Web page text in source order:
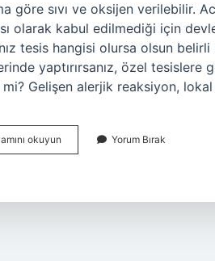
göre sıvı ve oksijen verilebilir.
olarak kabul edilmediği için
tesis hangisi olursa olsun
yaptırırsanız, özel
Gelişen alerjik reaksiyon,
okuyun
Için
Yorum Bırak